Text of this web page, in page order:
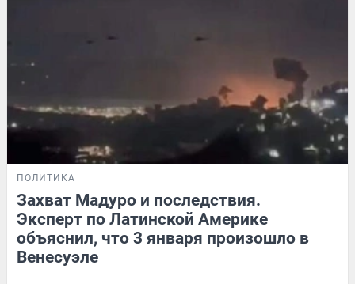
ПОЛИТИКА
Захват Мадуро и последствия.
Эксперт по Латинской Америке
объяснил, что 3 января произошло в
Венесуэле